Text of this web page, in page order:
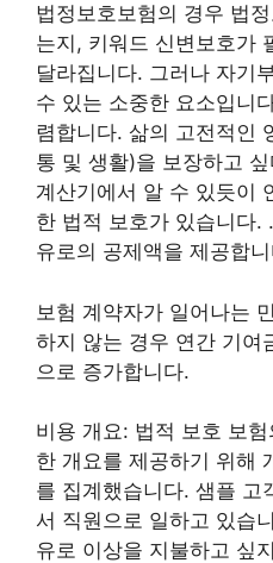
법정보호보험의 경우 법
는지, 키워드 신변보호가
달라집니다. 그러나 자기
수 있는 소중한 요소입니
렴합니다. 삶의 고전적인
통 및 생활)을 보장하고
계산기에서 알 수 있듯이
한 법적 보호가 있습니다
유로의 공제액을 제공합
보험 계약자가 일어나는
하지 않는 경우 연간 기여
으로 증가합니다.
비용 개요: 법적 보호 보
한 개요를 제공하기 위해
를 집계했습니다. 샘플 고
서 직원으로 일하고 있습
유로 이상을 지불하고 싶